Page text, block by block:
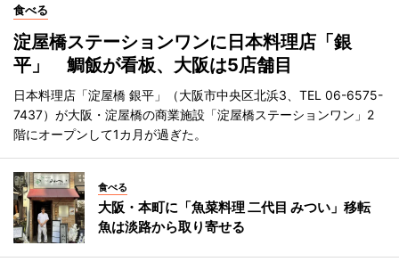
食べる
淀屋橋ステーションワンに日本料理店「銀
平」 鯛飯が看板、大阪は5店舗目
日本料理店「淀屋橋 銀平」（大阪市中央区北浜3、TEL 06-6575-
7437）が大阪・淀屋橋の商業施設「淀屋橋ステーションワン」2
階にオープンして1カ月が過ぎた。
食べる
大阪・本町に「魚菜料理 二代目 みつい」移転
魚は淡路から取り寄せる